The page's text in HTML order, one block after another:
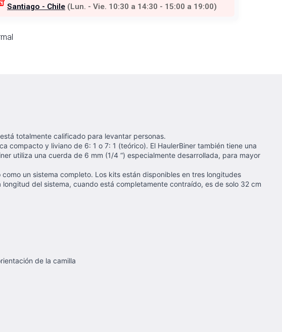
Santiago - Chile (Lun. - Vie. 10:30 a 14:30 - 15:00 a 19:00)
totalmente calificado para levantar personas.
compacto y liviano de 6: 1 o 7: 1 (teórico). El HaulerBiner también tiene una
utiliza una cuerda de 6 mm (1/4 “) especialmente desarrollada, para mayor
un sistema completo. Los kits están disponibles en tres longitudes
del sistema, cuando está completamente contraído, es de solo 32 cm
de la camilla